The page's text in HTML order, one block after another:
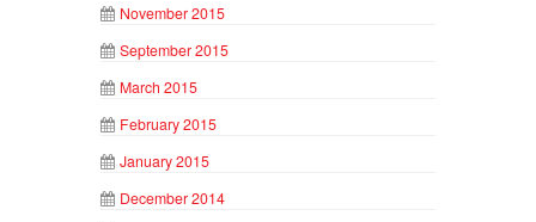
November 2015
September 2015
March 2015
February 2015
January 2015
December 2014